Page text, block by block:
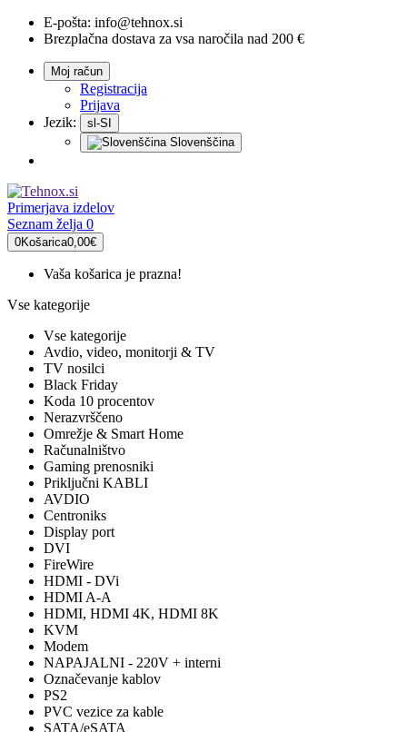
E-pošta: info@tehnox.si
Brezplačna dostava za vsa naročila nad 200 €
Moj račun
Registracija
Prijava
Jezik:
sl-SI
Slovenščina
Primerjava izdelov
Seznam želja 0
0Košarica0,00€
Vaša košarica je prazna!
Vse kategorije
Vse kategorije
Avdio, video, monitorji & TV
TV nosilci
Black Friday
Koda 10 procentov
Nerazvrščeno
Omrežje & Smart Home
Računalništvo
Gaming prenosniki
Priključni KABLI
AVDIO
Centroniks
Display port
DVI
FireWire
HDMI - DVi
HDMI A-A
HDMI, HDMI 4K, HDMI 8K
KVM
Modem
NAPAJALNI - 220V + interni
Označevanje kablov
PS2
PVC vezice za kable
SATA/eSATA